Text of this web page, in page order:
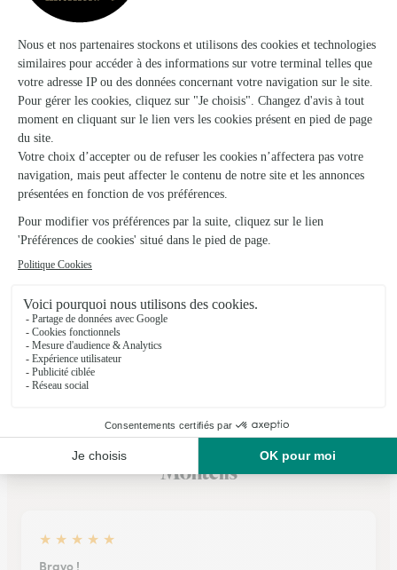
★ ★★★★3.9 (21)
205 route de sauve
Voir la boutique
Un Amour de Fleur
Nimes
199 route de Sauve
Voir la boutique
Ils ont fait livrer des fleurs ou une plante à
Monteils
★ ★ ★ ★ ★
Bravo !